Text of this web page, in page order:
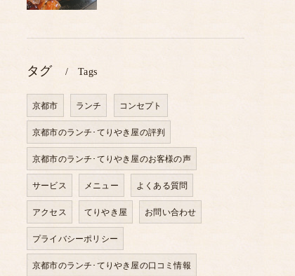
タグ Tags
京都市 ランチ コンセプト
京都市のランチ･てりやき屋の評判
京都市のランチ･てりやき屋のお客様の声
サービス メニュー よくある質問
アクセス てりやき屋 お問い合わせ
プライバシーポリシー
京都市のランチ･てりやき屋の口コミ情報